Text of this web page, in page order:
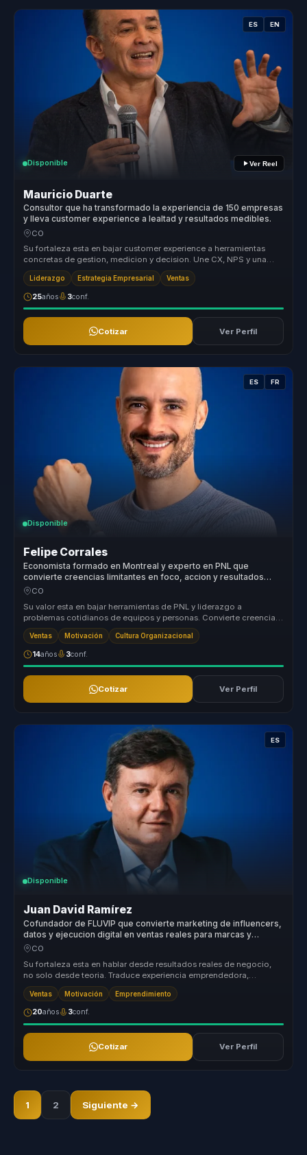
ES EN
Disponible Ver Reel
Mauricio Duarte
Consultor que ha transformado la experiencia de 150 empresas
y lleva customer experience a lealtad y resultados medibles.
CO
Su fortaleza esta en bajar customer experience a herramientas
concretas de gestion, medicion y decision. Une CX, NPS y una
mirada de nego...
Liderazgo Estrategia Empresarial Ventas
25años 3conf.
Cotizar Ver Perfil
ES FR
Disponible
Felipe Corrales
Economista formado en Montreal y experto en PNL que
convierte creencias limitantes en foco, accion y resultados
para equipos.
CO
Su valor esta en bajar herramientas de PNL y liderazgo a
problemas cotidianos de equipos y personas. Convierte creencias
limitantes, disp...
Ventas Motivación Cultura Organizacional
14años 3conf.
Cotizar Ver Perfil
ES
Disponible
Juan David Ramírez
Cofundador de FLUVIP que convierte marketing de influencers,
datos y ejecucion digital en ventas reales para marcas y
equipos.
CO
Su fortaleza esta en hablar desde resultados reales de negocio,
no solo desde teoria. Traduce experiencia emprendedora,
marketing y tecno...
Ventas Motivación Emprendimiento
20años 3conf.
Cotizar Ver Perfil
1 2 Siguiente →